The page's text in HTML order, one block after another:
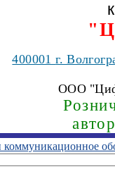
400001г.
ООО
коммуникационное